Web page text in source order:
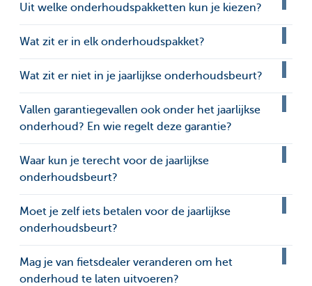
Uit welke onderhoudspakketten kun je kiezen?
Wat zit er in elk onderhoudspakket?
Wat zit er niet in je jaarlijkse onderhoudsbeurt?
Vallen garantiegevallen ook onder het jaarlijkse
onderhoud? En wie regelt deze garantie?
Waar kun je terecht voor de jaarlijkse
onderhoudsbeurt?
Moet je zelf iets betalen voor de jaarlijkse
onderhoudsbeurt?
Mag je van fietsdealer veranderen om het
onderhoud te laten uitvoeren?